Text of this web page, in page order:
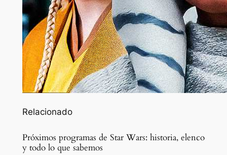
Relacionado
Próximos programas de Star Wars: historia, elenco
y todo lo que sabemos